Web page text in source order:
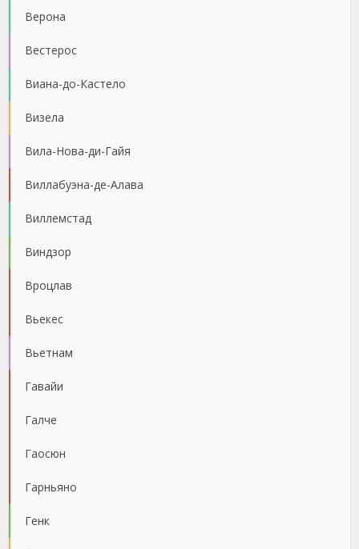
Верона
Вестерос
Виана-до-Кастело
Визела
Вила-Нова-ди-Гайя
Виллабуэна-де-Алава
Виллемстад
Виндзор
Вроцлав
Вьекес
Вьетнам
Гавайи
Галче
Гаосюн
Гарньяно
Генк